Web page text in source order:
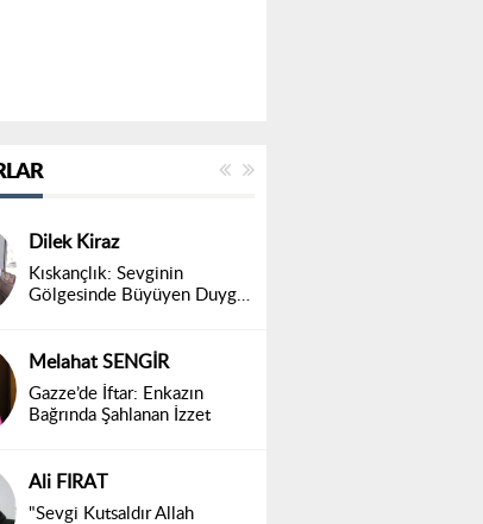
Dilek Kiraz
Kıskançlık: Sevginin
Gölgesinde Büyüyen Duygu,
Melahat SENGİR
Gazze’de İftar: Enkazın
Bağrında Şahlanan İzzet
Ali FIRAT
"Sevgi Kutsaldır Allah